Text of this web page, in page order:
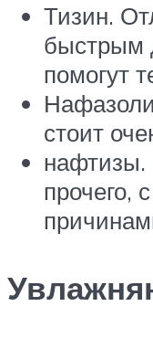
Тизин.
быстрым
помогут
стоит
нафтизы.
прочего,